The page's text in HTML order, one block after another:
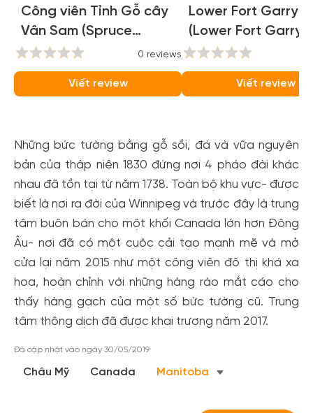
Công viên Tỉnh Gỗ cây
Vân Sam (Spruce
Woods Provincial Park)
0 reviews
Viết review
Lower Fort Garry
(Lower Fort Garry)
Viết review
Những bức tường bằng gỗ sồi, đá và vữa nguyên
bản của thập niên 1830 đứng nơi 4 pháo đài khác
nhau đã tồn tại từ năm 1738. Toàn bộ khu vực- được
biết là nơi ra đời của Winnipeg và trước đây là trung
tâm buôn bán cho một khối Canada lớn hơn Đông
Âu- nơi đã có một cuộc cải tạo mạnh mẽ và mở
cửa lại năm 2015 như một công viên đô thị khá xa
hoa, hoàn chỉnh với những hàng rào mắt cáo cho
thấy hàng gạch của một số bức tường cũ. Trung
tâm thông dịch đã được khai trương năm 2017.
Đã cập nhật vào ngày 30/05/2019
Châu Mỹ Canada Manitoba
Tạo tài khoản nhanh - nhận nhiều ưu
đãi!
Tạo tài khoản để có thểnhận ngay các ưu đãihấp dẫn
cho cộng đồng.